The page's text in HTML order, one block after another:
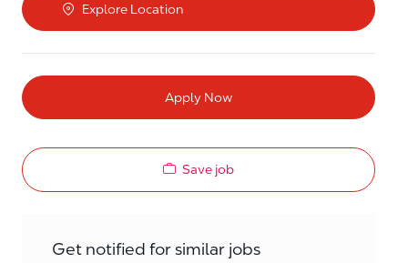
Explore Location
Apply Now
Save job
Get notified for similar jobs